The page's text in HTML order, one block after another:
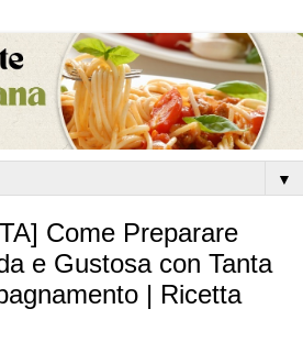
▼
Come Preparare
e Gustosa con Tanta
| Ricetta